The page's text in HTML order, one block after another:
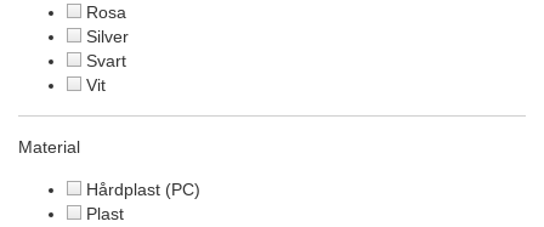
Rosa
Silver
Svart
Vit
Material
Hårdplast (PC)
Plast